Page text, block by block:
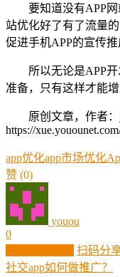
要知道没有APP
站优化好了有了流量
促进手机APP的宣传推
所以无论是APP
准备，只有这样才能
原创文章，作者
https://
app优化app市场优化
赞 (0)
youou
0
扫码分
社交app如何做推广？